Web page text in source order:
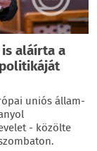
aláírta a
uniós állam-
- közölte